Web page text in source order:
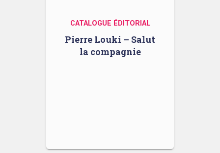
CATALOGUE ÉDITORIAL
Pierre Louki – Salut
la compagnie